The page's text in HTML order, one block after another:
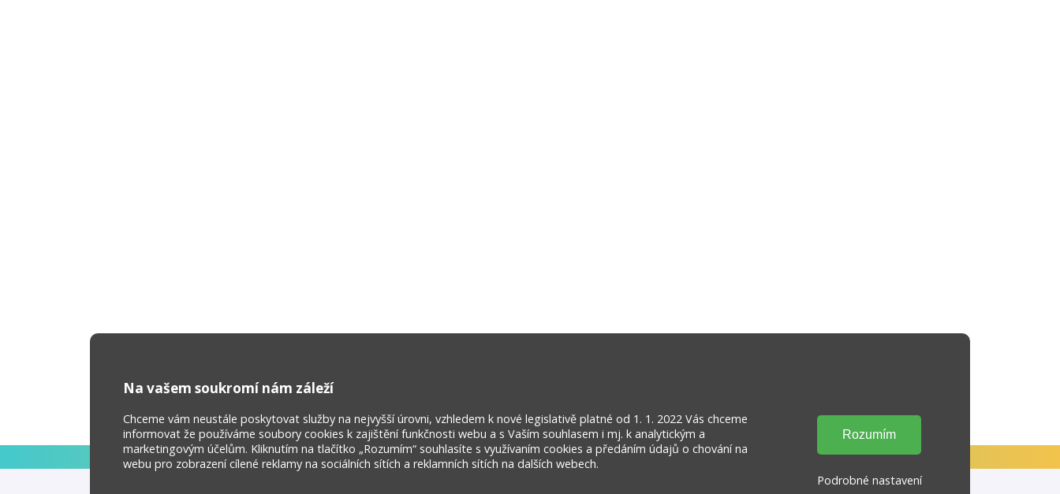
Na vašem soukromí nám záleží
Chceme vám neustále poskytovat služby na nejvyšší úrovni, vzhledem k nové legislativě platné od 1. 1. 2022 Vás chceme
informovat že používáme soubory cookies k zajištění funkčnosti webu a s Vaším souhlasem i mj. k analytickým a
marketingovým účelům. Kliknutím na tlačítko „Rozumím“ souhlasíte s využívaním cookies a předáním údajů o chování na
webu pro zobrazení cílené reklamy na sociálních sítích a reklamních sítích na dalších webech.
Podrobné nastavení